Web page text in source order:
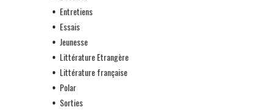
Entretiens
Essais
Jeunesse
Littérature Etrangère
Littérature française
Polar
Sorties